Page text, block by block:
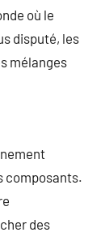
où le
disputé, les
mélanges
composants.
des